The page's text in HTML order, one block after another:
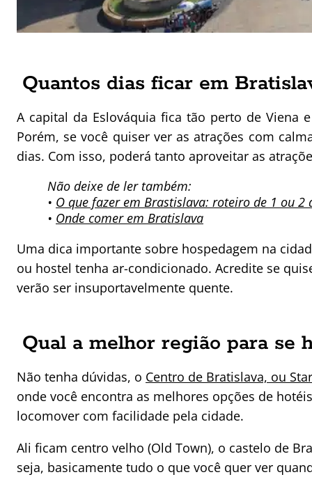
Quantos dias ficar em
A capital da Eslováquia fica tão perto de Viena
Porém, se você quiser ver as atrações com
dias. Com isso, poderá tanto aproveitar as
Não deixe de ler também:
• O que fazer em Brastislava: roteiro de 1 ou 2
• Onde comer em Bratislava
Uma dica importante sobre hospedagem na
ou hostel tenha ar-condicionado. Acredite se
verão ser insuportavelmente quente.
Qual a melhor região para se
Não tenha dúvidas, o Centro de Bratislava, ou
onde você encontra as melhores opções de
locomover com facilidade pela cidade.
Ali ficam centro velho (Old Town), o castelo de
seja, basicamente tudo o que você quer ver